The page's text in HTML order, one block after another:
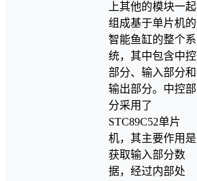
上其他的模块一起
组成基于单片机的
智能鱼缸的整个系
统，其中包含中控
部分、输入部分和
输出部分。中控部
分采用了
STC89C52单片
机，其主要作用是
获取输入部分数
据，经过内部处